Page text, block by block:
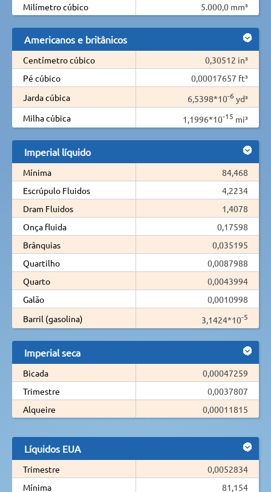
Milímetro cúbico
5.000,0 mm³
Americanos e britânicos
Centímetro cúbico
0,30512 in³
Pé cúbico
0,00017657 ft³
Jarda cúbica
6,5398*10-6 yd³
Milha cúbica
1,1996*10-15 mi³
Imperial líquido
Mínima
84,468
Escrúpulo Fluidos
4,2234
Dram Fluidos
1,4078
Onça fluida
0,17598
Brânquias
0,035195
Quartilho
0,0087988
Quarto
0,0043994
Galão
0,0010998
Barril (gasolina)
3,1424*10-5
Imperial seca
Bicada
0,00047259
Trimestre
0,0037807
Alqueire
0,00011815
Líquidos EUA
Trimestre
0,0052834
Mínima
81,154